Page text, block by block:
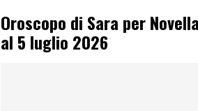
Oroscopo di Sara per
al 5 luglio 2026